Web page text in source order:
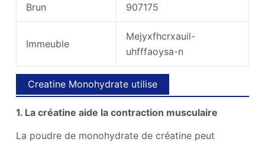
Brun 907175
Immeuble
Mejyxfhcrxauil-
uhfffaoysa-n
Creatine Monohydrate utilise
1. La créatine aide la contraction musculaire
La poudre de monohydrate de créatine peut